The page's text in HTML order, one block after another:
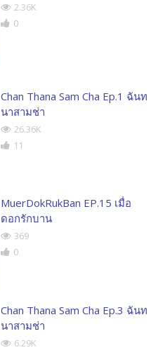
2.36K
0
Chan Thana Sam Cha Ep.1 ฉันท
นาสามช่า
26.36K
11
MuerDokRukBan EP.15 เมื่อ
ดอกรักบาน
369
0
Chan Thana Sam Cha Ep.3 ฉันท
นาสามช่า
6.29K